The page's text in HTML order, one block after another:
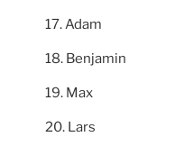
Adam
Benjamin
Max
Lars